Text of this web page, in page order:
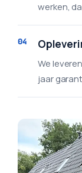
werken,
04
We
jaar